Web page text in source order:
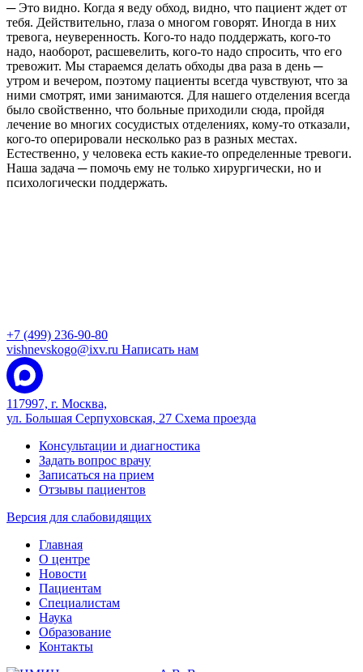
─ Это видно. Когда я веду обход, видно, что пациент ждет от
тебя. Действительно, глаза о многом говорят. Иногда в них
тревога, неуверенность. Кого-то надо поддержать, кого-то
надо, наоборот, расшевелить, кого-то надо спросить, что его
тревожит. Мы стараемся делать обходы два раза в день ─
утром и вечером, поэтому пациенты всегда чувствуют, что за
ними смотрят, ими занимаются. Для нашего отделения всегда
было свойственно, что больные приходили сюда, пройдя
лечение во многих сосудистых отделениях, кому-то отказали,
кого-то оперировали несколько раз в разных местах.
Естественно, у человека есть какие-то определенные тревоги.
Наша задача ─ помочь ему не только хирургически, но и
психологически поддержать.
+7 (499) 236-90-80
vishnevskogo@ixv.ru Написать нам
117997, г. Москва,
ул. Большая Серпуховская, 27 Схема проезда
Консультации и диагностика
Задать вопрос врачу
Записаться на прием
Отзывы пациентов
Версия для слабовидящих
Главная
О центре
Новости
Пациентам
Специалистам
Наука
Образование
Контакты